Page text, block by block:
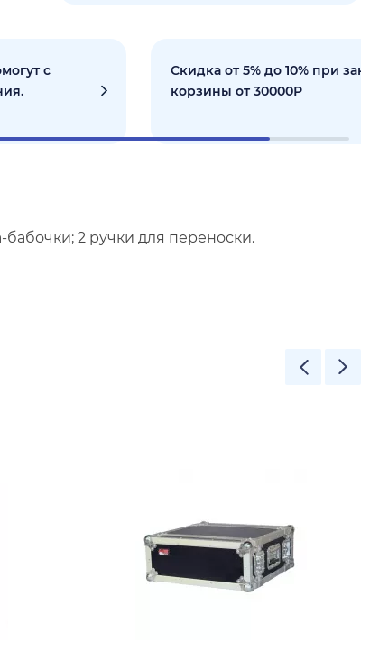
с
Скидка от 5% до 10% при
корзины от 30000Р
2 ручки для переноски.